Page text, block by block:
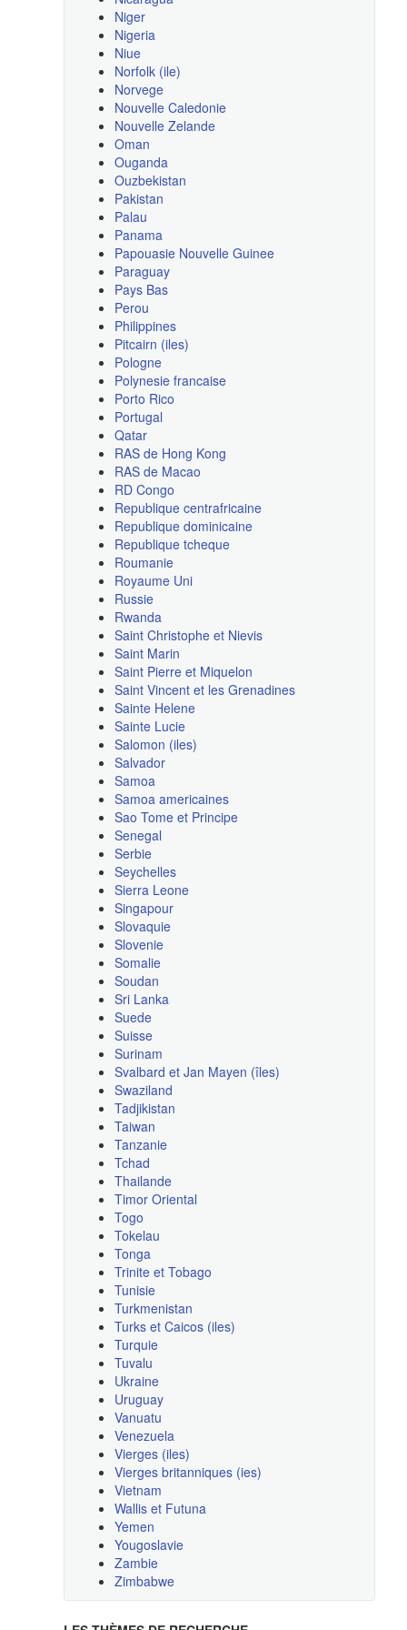
Niger
Nigeria
Niue
Norfolk (ile)
Norvege
Nouvelle Caledonie
Nouvelle Zelande
Oman
Ouganda
Ouzbekistan
Pakistan
Palau
Panama
Papouasie Nouvelle Guinee
Paraguay
Pays Bas
Perou
Philippines
Pitcairn (iles)
Pologne
Polynesie francaise
Porto Rico
Portugal
Qatar
RAS de Hong Kong
RAS de Macao
RD Congo
Republique centrafricaine
Republique dominicaine
Republique tcheque
Roumanie
Royaume Uni
Russie
Rwanda
Saint Christophe et Nievis
Saint Marin
Saint Pierre et Miquelon
Saint Vincent et les Grenadines
Sainte Helene
Sainte Lucie
Salomon (iles)
Salvador
Samoa
Samoa americaines
Sao Tome et Principe
Senegal
Serbie
Seychelles
Sierra Leone
Singapour
Slovaquie
Slovenie
Somalie
Soudan
Sri Lanka
Suede
Suisse
Surinam
Svalbard et Jan Mayen (îles)
Swaziland
Tadjikistan
Taiwan
Tanzanie
Tchad
Thailande
Timor Oriental
Togo
Tokelau
Tonga
Trinite et Tobago
Tunisie
Turkmenistan
Turks et Caicos (iles)
Turquie
Tuvalu
Ukraine
Uruguay
Vanuatu
Venezuela
Vierges (iles)
Vierges britanniques (ies)
Vietnam
Wallis et Futuna
Yemen
Yougoslavie
Zambie
Zimbabwe